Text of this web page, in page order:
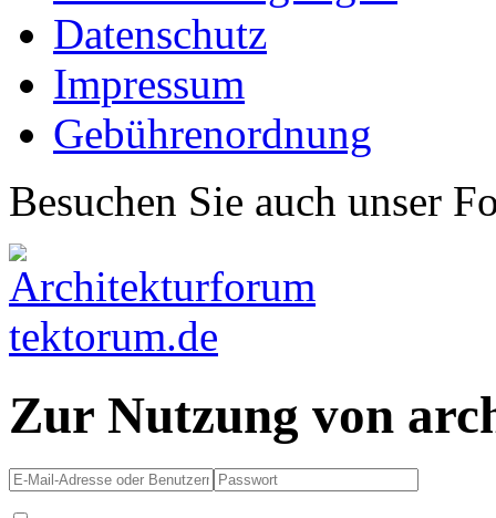
Datenschutz
Impressum
Gebührenordnung
Besuchen Sie auch unser
Zur Nutzung von